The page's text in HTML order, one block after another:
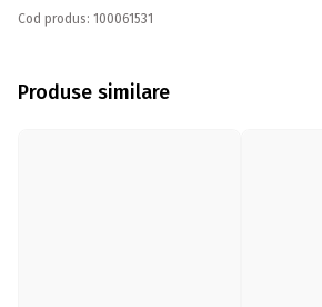
Cod produs: 100061531
Produse similare